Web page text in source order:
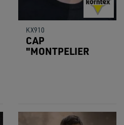
KX910
CAP
"MONTPELIER